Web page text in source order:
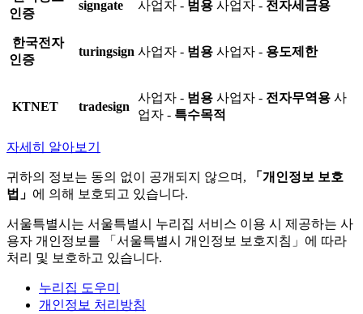
인증
signgate 사업자 - 범용 사업자 - 전자세금용
한국전자
인증
turingsign 사업자 - 범용 사업자 - 용도제한
KTNET tradesign
사업자 - 범용 사업자 - 전자무역용 사
업자 - 특수목적
자세히 알아보기
귀하의 정보는 동의 없이 공개되지 않으며,
「개인정보 보호
법」 에 의해 보호되고 있습니다.
서울특별시는 서울특별시 누리집 서비스 이용 시 제공하는 사
용자 개인정보를 「서울특별시 개인정보 보호지침」에 따라
처리 및 보호하고 있습니다.
누리집 도우미
개인정보 처리방침